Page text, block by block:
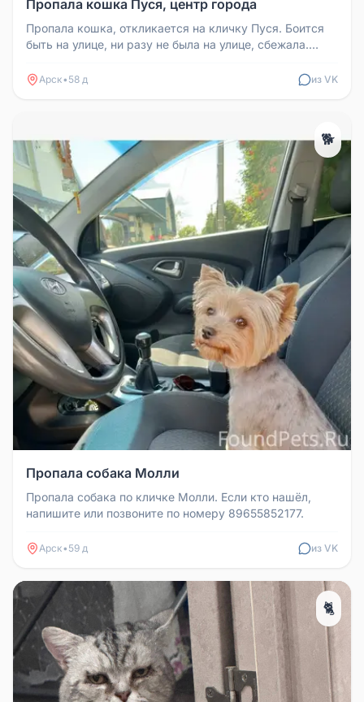
Пропала кошка Пуся, центр города
Пропала кошка, откликается на кличку Пуся. Боится
быть на улице, ни разу не была на улице, сбежала.
Арск• 58 д из VK
🐕
Пропала собака Молли
Пропала собака по кличке Молли. Если кто нашёл,
напишите или позвоните по номеру 89655852177.
Арск• 59 д из VK
🐈